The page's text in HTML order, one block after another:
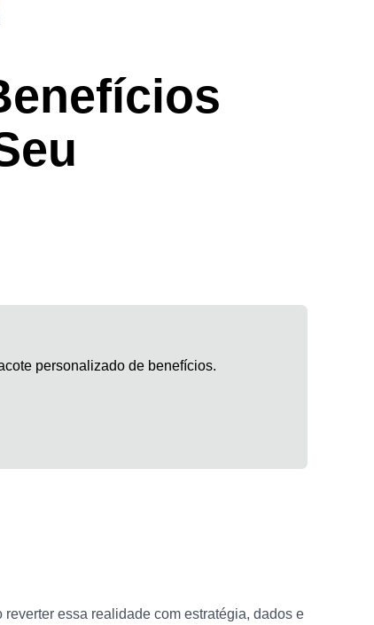
personalizado de benefícios.
reverter essa realidade com estratégia, dados e